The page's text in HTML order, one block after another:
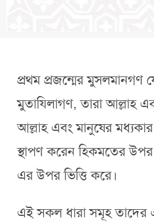
প্রথম প্রজন্মের মুসলমানগণ
মুতাযিলাগণ, তারা আল্লাহ
আল্লাহ এবং মানুষের
স্থাপণ করেন হিকমতের
এর উপর ভিত্তি করে।
এই সকল ধারা সমূহ তাদের